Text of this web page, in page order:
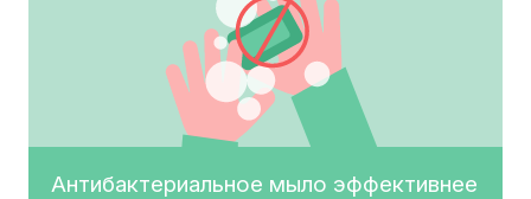
Антибактериальное мыло эффективнее